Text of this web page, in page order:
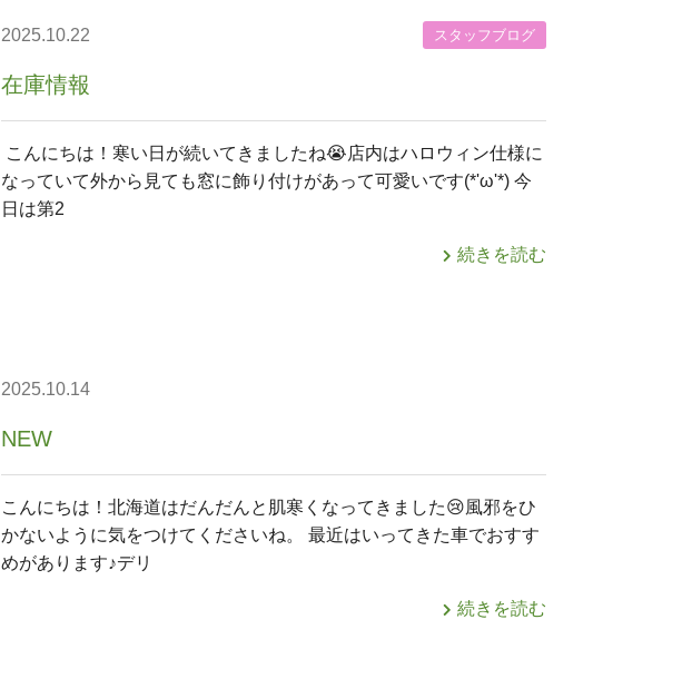
在庫情報
2025.10.22 スタッフブログ
こんにちは！寒い日が続いてきましたね😭店内はハロウィン仕様に
なっていて外から見ても窓に飾り付けがあって可愛いです(*'ω'*) 今
日は第2
続きを読む
NEW
2025.10.14
こんにちは！北海道はだんだんと肌寒くなってきました😢風邪をひ
かないように気をつけてくださいね。 最近はいってきた車でおすす
めがあります♪デリ
続きを読む